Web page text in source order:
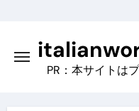
content
PR：本サイトは